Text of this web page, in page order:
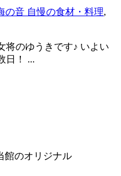
の音 自慢の食材・料理,
将のゆうきです♪ いよい
日！ ...
館のオリジナル